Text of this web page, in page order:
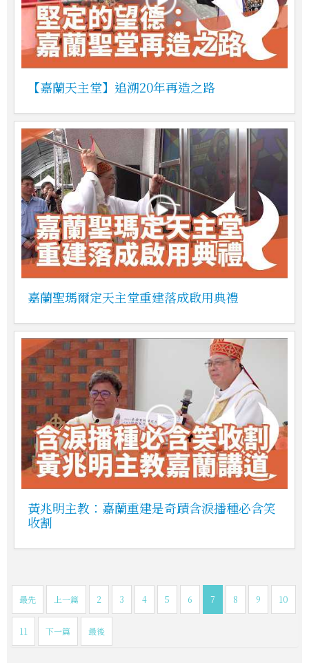
【嘉蘭天主堂】追溯20年再造之路
嘉蘭聖瑪爾定天主堂重建落成啟用典禮
黃兆明主教：嘉蘭重建是奇蹟含淚播種必含笑
收割
最先 上一篇 2 3 4 5 6 7 8 9 10
11 下一篇 最後